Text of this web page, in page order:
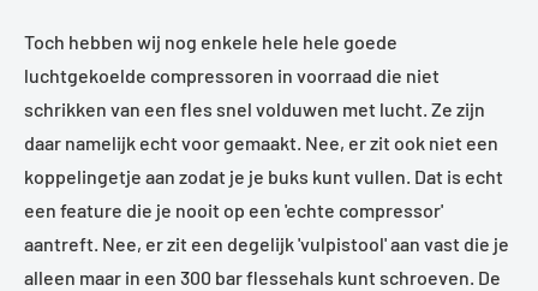
Toch hebben wij nog enkele hele hele goede
luchtgekoelde compressoren in voorraad die niet
schrikken van een fles snel volduwen met lucht. Ze zijn
daar namelijk echt voor gemaakt. Nee, er zit ook niet een
koppelingetje aan zodat je je buks kunt vullen. Dat is echt
een feature die je nooit op een 'echte compressor'
aantreft. Nee, er zit een degelijk 'vulpistool' aan vast die je
alleen maar in een 300 bar flessehals kunt schroeven. De